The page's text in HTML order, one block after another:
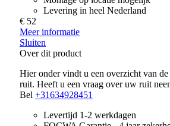
Levering in heel Nederland
€ 52
Meer informatie
Sluiten
Over dit product
Hier onder vindt u een overzicht van de
ruit. Heeft u een vraag over uw ruit
Bel +31634928451
Levertijd 1-2 werkdagen